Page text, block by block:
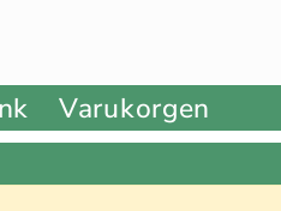
Varukorgen